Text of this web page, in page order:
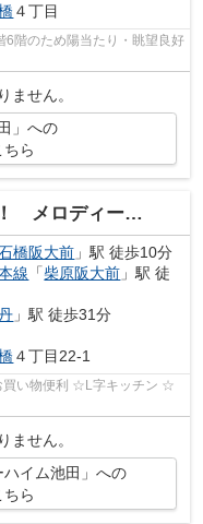
４丁目
階のため陽当たり・眺望良好
ません。
」への
ら
ディーハイム池田
橋阪大前 」駅 徒歩10分
線 「柴原阪大前 」駅 徒
」駅 徒歩31分
４丁目22-1
い物便利 ☆L字キッチン ☆
ません。
イム池田」への
ら